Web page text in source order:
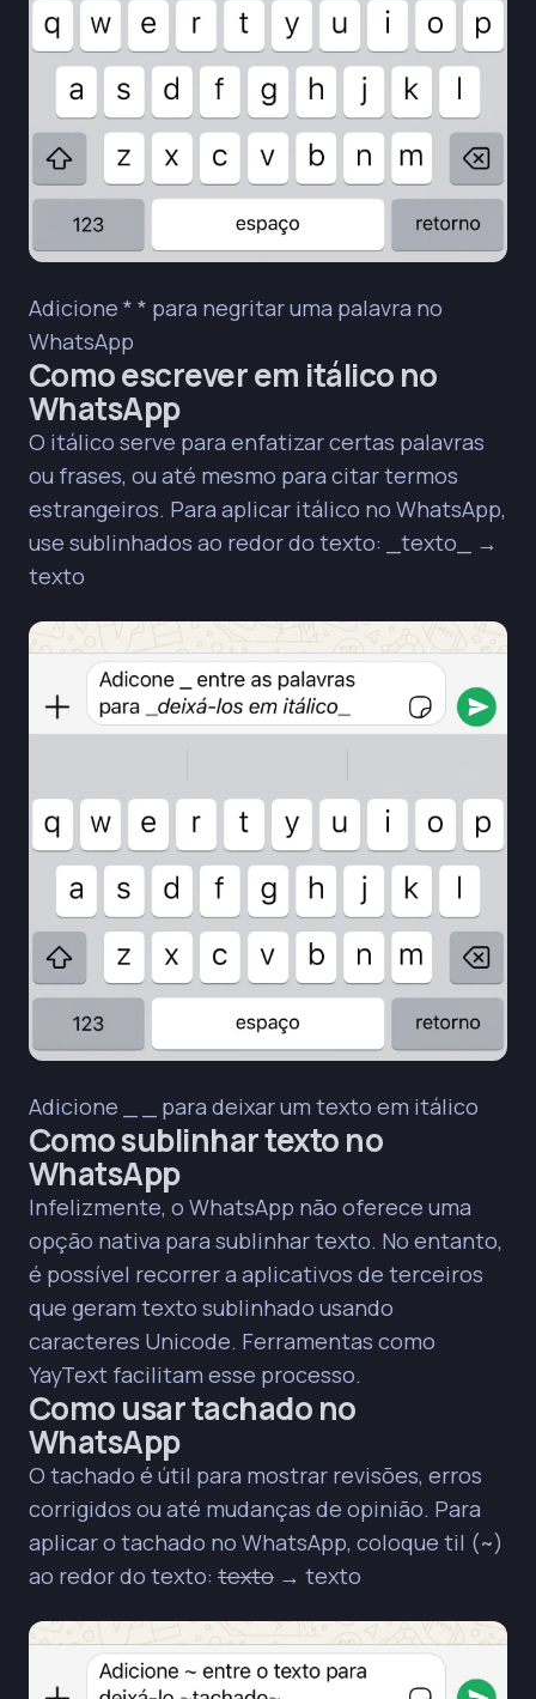
Adicione * * para negritar uma palavra no
WhatsApp
Como escrever em itálico no
WhatsApp
O itálico serve para enfatizar certas palavras
ou frases, ou até mesmo para citar termos
estrangeiros. Para aplicar itálico no WhatsApp,
use sublinhados ao redor do texto:
_texto_
→
texto
Adicione _ _ para deixar um texto em itálico
Como sublinhar texto no
WhatsApp
Infelizmente, o WhatsApp não oferece uma
opção nativa para sublinhar texto. No entanto,
é possível recorrer a aplicativos de terceiros
que geram texto sublinhado usando
caracteres Unicode. Ferramentas como
YayText facilitam esse processo.
Como usar tachado no
WhatsApp
O tachado é útil para mostrar revisões, erros
corrigidos ou até mudanças de opinião. Para
aplicar o tachado no WhatsApp, coloque til (~)
ao redor do texto: texto → texto